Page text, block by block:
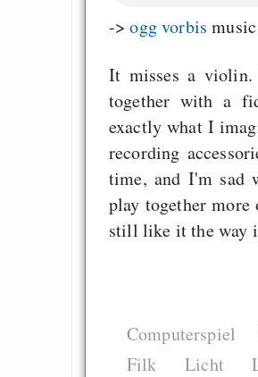
->ogg vorbis
It misses a
together with a
exactly what I
recording
time, and I'm sad
play together
still like it the way
Computerspiel
Filk
Licht